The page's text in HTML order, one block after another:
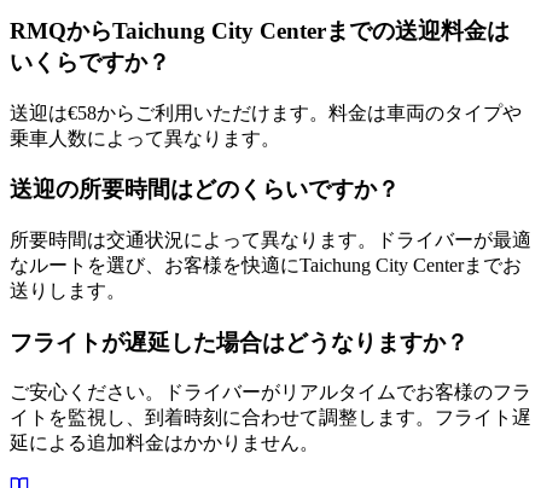
RMQからTaichung City Centerまでの送迎料金は
いくらですか？
送迎は€58からご利用いただけます。料金は車両のタイプや
乗車人数によって異なります。
送迎の所要時間はどのくらいですか？
所要時間は交通状況によって異なります。ドライバーが最適
なルートを選び、お客様を快適にTaichung City Centerまでお
送りします。
フライトが遅延した場合はどうなりますか？
ご安心ください。ドライバーがリアルタイムでお客様のフラ
イトを監視し、到着時刻に合わせて調整します。フライト遅
延による追加料金はかかりません。